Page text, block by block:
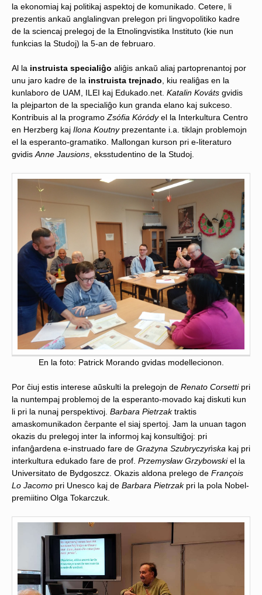
la ekonomiaj kaj politikaj aspektoj de komunikado. Cetere, li
prezentis ankaŭ anglalingvan prelegon pri lingvopolitiko kadre
de la sciencaj prelegoj de la Etnolingvistika Instituto (kie nun
funkcias la Studoj) la 5-an de februaro.
Al la instruista specialiĝo aliĝis ankaŭ aliaj partoprenantoj por
unu jaro kadre de la instruista trejnado , kiu realiĝas en la
kunlaboro de UAM, ILEI kaj Edukado.net. Katalin Kováts gvidis
la plejparton de la specialiĝo kun granda elano kaj sukceso.
Kontribuis al la programo Zsófia Kóródyel la Interkultura Centro
en Herzberg kaj Ilona Koutnyprezentante i.a. tiklajn problemojn
el la esperanto-gramatiko. Mallongan kurson pri e-literaturo
gvidis Anne Jausions , eksstudentino de la Studoj.
En la foto: Patrick Morando gvidas modellecionon.
Por ĉiuj estis interese aŭskulti la prelegojn de Renato Corsettipri
la nuntempaj problemoj de la esperanto-movado kaj diskuti kun
li pri la nunaj perspektivoj. Barbara Pietrzaktraktis
amaskomunikadon ĉerpante el siaj spertoj. Jam la unuan tagon
okazis du prelegoj inter la informoj kaj konsultiĝoj: pri
infanĝardena e-instruado fare de Grażyna Szubryczyńska kaj pri
interkultura edukado fare de prof. Przemysław Grzybowskiel la
Universitato de Bydgoszcz. Okazis aldona prelego de François
Lo Jacomo pri Unesco kaj de Barbara Pietrzakpri la pola Nobel-
premiitino Olga Tokarczuk.